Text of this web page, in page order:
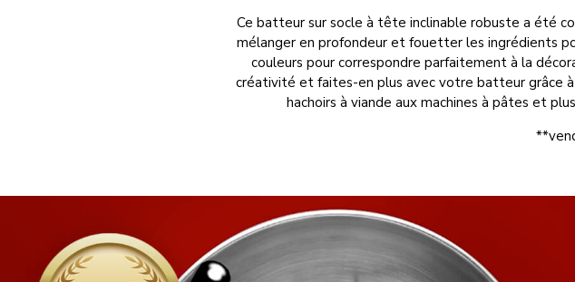
Ce batteur sur socle à tête inclinable robuste a été
mélanger en profondeur et fouetter les ingrédients
couleurs pour correspondre parfaitement à la
créativité et faites-en plus avec votre batteur grâce
hachoirs à viande aux machines à pâtes et